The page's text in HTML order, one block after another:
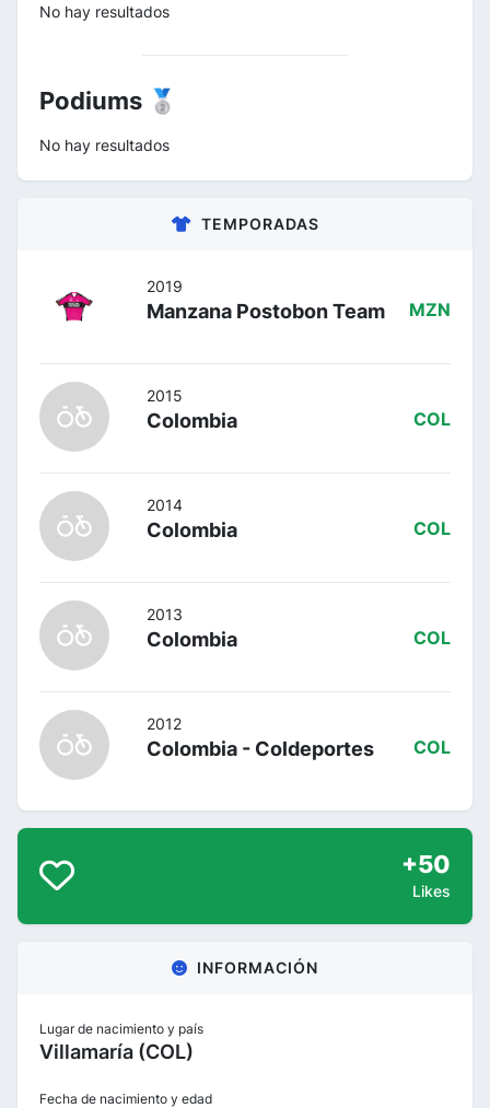
No hay resultados
Podiums 🥈
No hay resultados
TEMPORADAS
2019
Manzana Postobon Team MZN
2015
Colombia COL
2014
Colombia COL
2013
Colombia COL
2012
Colombia - Coldeportes COL
+50
Likes
INFORMACIÓN
Lugar de nacimiento y país
Villamaría (COL)
Fecha de nacimiento y edad